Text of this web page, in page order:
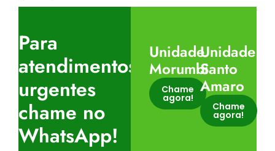
Para
atendimentos
urgentes
chame no
WhatsApp!
Unidade
Morumbi
Chame
agora!
Unidade
Santo
Amaro
Chame
agora!